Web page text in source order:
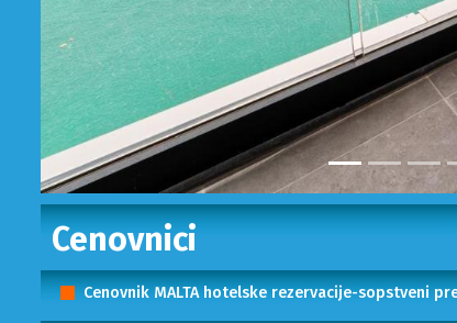
Cenovnici
Cenovnik MALTA hotelske rezervacije-sopstveni